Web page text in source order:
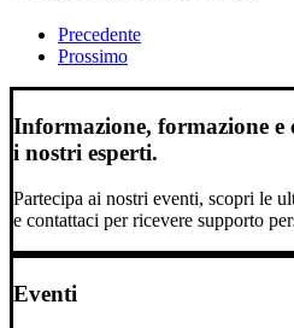
Precedente
Prossimo
Informazione, formazione e
i nostri esperti.
Partecipa ai nostri eventi, scopri le
e contattaci per ricevere supporto
Eventi